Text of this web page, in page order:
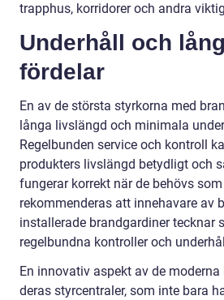
trapphus, korridorer och andra
Underhåll och
fördelar
En av de största styrkorna med
långa livslängd och minimala
Regelbunden service och kontroll
produkters livslängd betydligt och
fungerar korrekt när de behövs
rekommenderas att innehavare av
installerade brandgardiner tecknar
regelbundna kontroller och
En innovativ aspekt av de
deras styrcentraler, som inte bara